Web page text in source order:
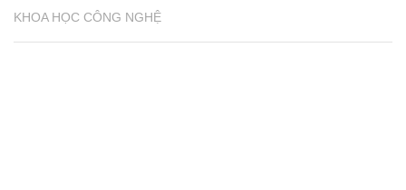
KHOA HỌC CÔNG NGHỆ